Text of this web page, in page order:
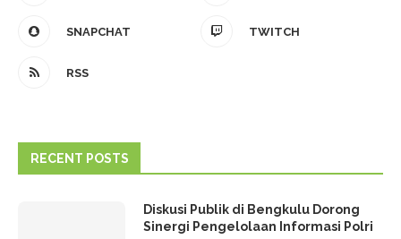
SNAPCHAT TWITCH
RSS
RECENT POSTS
Diskusi Publik di Bengkulu Dorong
Sinergi Pengelolaan Informasi Polri